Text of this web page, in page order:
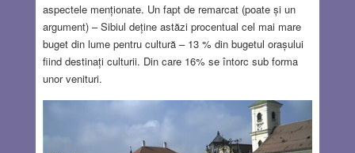
aspectele menționate. Un fapt de remarcat (poate și un
argument) – Sibiul deține astăzi procentual cel mai mare
buget din lume pentru cultură – 13 % din bugetul orașului
fiind destinați culturii. Din care 16% se întorc sub forma
unor venituri.